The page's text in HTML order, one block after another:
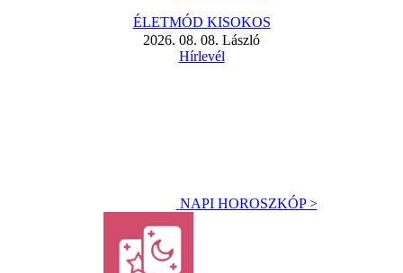
ÉLETMÓD KISOKOS
2026. 08. 08. László
Hírlevél
NAPI HOROSZKÓP >